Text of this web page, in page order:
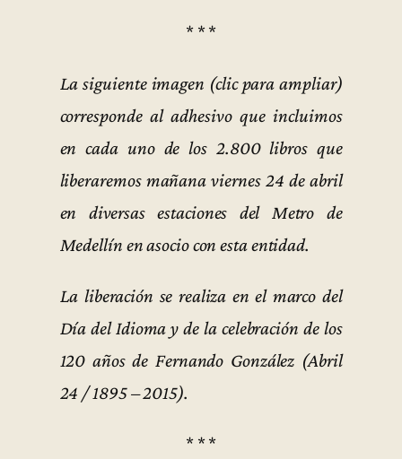
* * *
La siguiente imagen (clic para ampliar)
corresponde al adhesivo que incluimos
en cada uno de los 2.800 libros que
liberaremos mañana viernes 24 de abril
en diversas estaciones del Metro de
Medellín en asocio con esta entidad.
La liberación se realiza en el marco del
Día del Idioma y de la celebración de los
120 años de Fernando González (Abril
24 / 1895 – 2015).
* * *